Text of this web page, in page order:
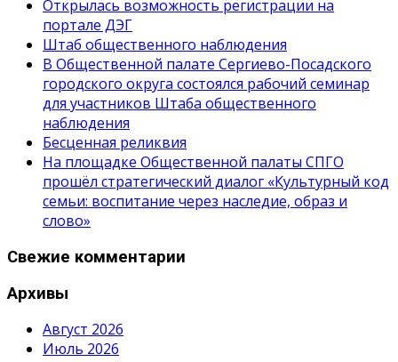
Открылась возможность регистрации на
портале ДЭГ
Штаб общественного наблюдения
В Общественной палате Сергиево-Посадского
городского округа состоялся рабочий семинар
для участников Штаба общественного
наблюдения
Бесценная реликвия
На площадке Общественной палаты СПГО
прошёл стратегический диалог «Культурный код
семьи: воспитание через наследие, образ и
слово»
Свежие комментарии
Архивы
Август 2026
Июль 2026